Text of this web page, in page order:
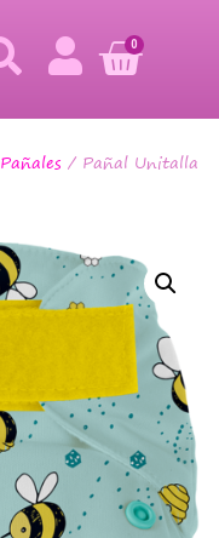
0
Pañales / Pañal Unitalla